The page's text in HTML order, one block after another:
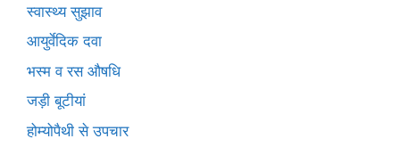
स्वास्थ्य सुझाव
आयुर्वेदिक दवा
भस्म व रस औषधि
जड़ी बूटीयां
होम्योपैथी से उपचार